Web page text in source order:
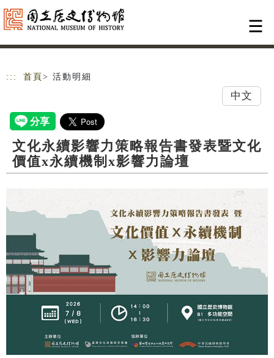
跳到主要內容
網站導覽
::: 首頁 > 活動明細
中文
文化永續影響力策略報告書發表暨文化
價值x永續機制x影響力論壇